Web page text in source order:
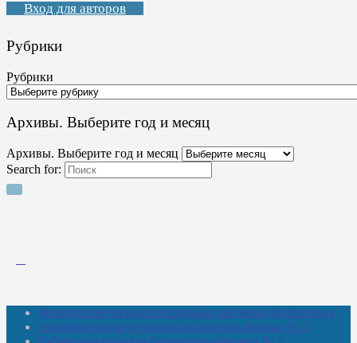
Вход для авторов
Рубрики
Рубрики
Архивы. Выберите год и месяц
Архивы. Выберите год и месяц
Search for:
Межпоселенческая центральная районная библиотека
Амзибашевская сельская библиотека-филиал № 1